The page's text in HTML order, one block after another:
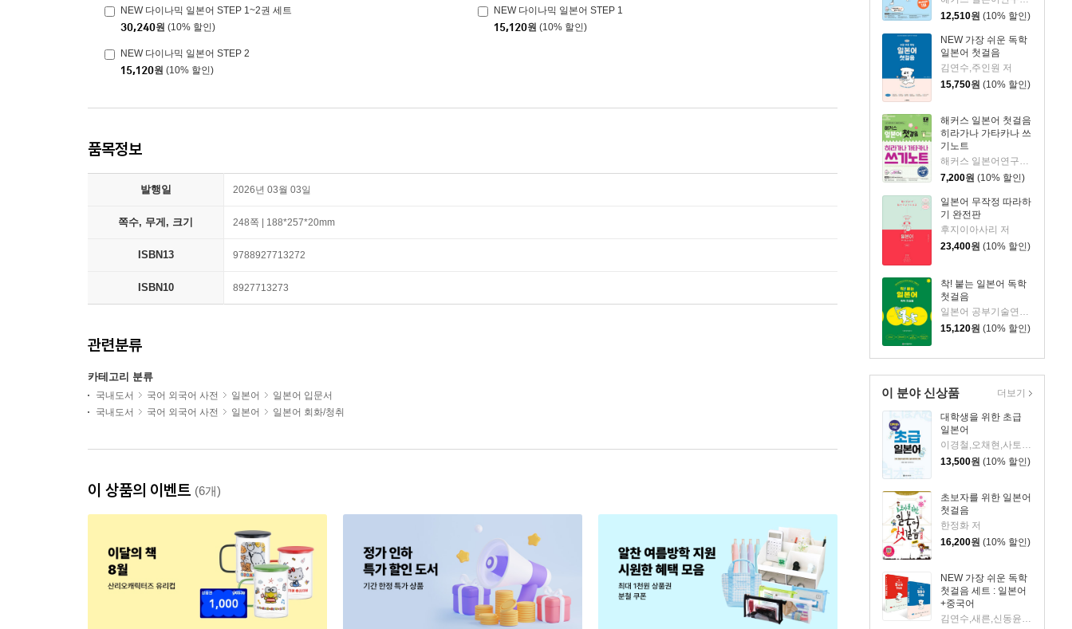
12,510원 (10% 할인)
NEW 가장 쉬운 독학
일본어 첫걸음
김연수,주인원 저
15,750원 (10% 할인)
해커스 일본어 첫걸음
히라가나 가타카나 쓰
기노트
해커스 일본어연구소 저
7,200원 (10% 할인)
일본어 무작정 따라하
기 완전판
후지이아사리 저
23,400원 (10% 할인)
착! 붙는 일본어 독학
첫걸음
일본어 공부기술연구소 저
15,120원 (10% 할인)
이 분야 신상품
대학생을 위한 초급
일본어
이경철,오채현,사토 아리사 공저
13,500원 (10% 할인)
초보자를 위한 일본어
첫걸음
한정화 저
16,200원 (10% 할인)
NEW 가장 쉬운 독학
첫걸음 세트 : 일본어
+중국어
김연수,새른,신동윤,주인원 저
더보기
NEW 다이나믹 일본어 STEP 1~2권 세트
30,240원 (10% 할인)
NEW 다이나믹 일본어 STEP 1
15,120원 (10% 할인)
NEW 다이나믹 일본어 STEP 2
15,120원 (10% 할인)
품목정보
발행일 2026년 03월 03일
쪽수, 무게, 크기 248쪽 | 188*257*20mm
ISBN13 9788927713272
ISBN10 8927713273
관련분류
카테고리 분류
국내도서 국어 외국어 사전 일본어
일본어 입문서
국내도서
국어 외국어 사전 일본어 일본어 회화/청취
이 상품의 이벤트 (6개)